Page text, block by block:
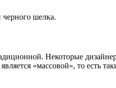
шелка.
Некоторые
«массовой», то есть